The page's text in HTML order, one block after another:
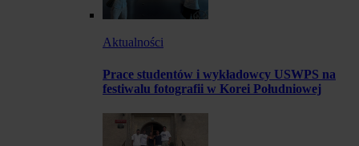
Aktualności
Prace studentów i wykładowcy USWPS na
festiwalu fotografii w Korei Południowej